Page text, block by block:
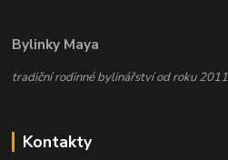
Bylinky Maya
tradiční rodinné bylinářství od roku 2011
Kontakty